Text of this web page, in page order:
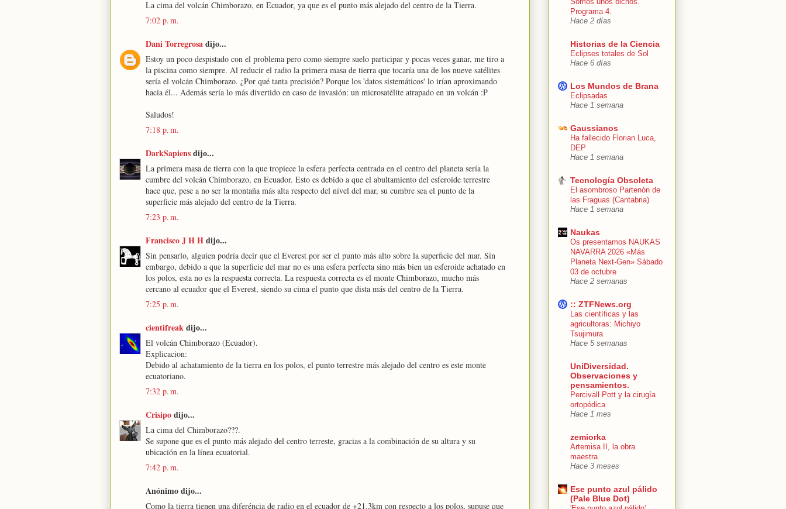
La cima del volcán Chimborazo, en Ecuador, ya que es el punto más alejado del centro de la Tierra.
7:02 p. m.
Dani Torregrosadijo...
Estoy un poco despistado con el problema pero como siempre suelo participar y pocas veces ganar, me tiro a
la piscina como siempre. Al reducir el radio la primera masa de tierra que tocaría una de los nueve satélites
sería el volcán Chimborazo. ¿Por qué tanta precisión? Porque los 'datos sistemáticos' lo irían aproximando
hacia él... Además sería lo más divertido en caso de invasión: un microsatélite atrapado en un volcán :P
Saludos!
7:18 p. m.
DarkSapiensdijo...
La primera masa de tierra con la que tropiece la esfera perfecta centrada en el centro del planeta sería la
cumbre del volcán Chimborazo, en Ecuador. Esto es debido a que el abultamiento del esferoide terrestre
hace que, pese a no ser la montaña más alta respecto del nivel del mar, su cumbre sea el punto de la
superficie más alejado del centro de la Tierra.
7:23 p. m.
Francisco J H Hdijo...
Sin pensarlo, alguien podría decir que el Everest por ser el punto más alto sobre la superficie del mar. Sin
embargo, debido a que la superficie del mar no es una esfera perfecta sino más bien un esferoide achatado en
los polos, esta no es la respuesta correcta. La respuesta correcta es el monte Chimborazo, mucho más
cercano al ecuador que el Everest, siendo su cima el punto que dista más del centro de la Tierra.
7:25 p. m.
cientifreakdijo...
El volcán Chimborazo (Ecuador).
Explicacion:
Debido al achatamiento de la tierra en los polos, el punto terrestre más alejado del centro es este monte
ecuatoriano.
7:32 p. m.
Crisipodijo...
La cima del Chimborazo???.
Se supone que es el punto más alejado del centro terreste, gracias a la combinación de su altura y su
ubicación en la línea ecuatorial.
7:42 p. m.
Anónimo dijo...
Como la tierra tienen una diferéncia de radio en el ecuador de +21.3km con respecto a los polos, supuse que
Programa 4.
Hace 2 días
Historias de la Ciencia
Eclipses totales de Sol
Hace 6 días
Los Mundos de Brana
Eclipsadas
Hace 1 semana
Gaussianos
Ha fallecido Florian Luca,
DEP
Hace 1 semana
Tecnología Obsoleta
El asombroso Partenón de
las Fraguas (Cantabria)
Hace 1 semana
Naukas
Os presentamos NAUKAS
NAVARRA 2026 «Más
Planeta Next-Gen» Sábado
03 de octubre
Hace 2 semanas
:: ZTFNews.org
Las científicas y las
agricultoras: Michiyo
Tsujimura
Hace 5 semanas
UniDiversidad.
Observaciones y
pensamientos.
Percivall Pott y la cirugía
ortopédica
Hace 1 mes
zemiorka
Artemisa II, la obra
maestra
Hace 3 meses
Ese punto azul pálido
(Pale Blue Dot)